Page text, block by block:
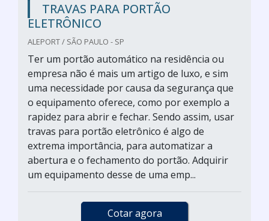
TRAVAS PARA PORTÃO
ELETRÔNICO
ALEPORT / SÃO PAULO - SP
Ter um portão automático na residência ou
empresa não é mais um artigo de luxo, e sim
uma necessidade por causa da segurança que
o equipamento oferece, como por exemplo a
rapidez para abrir e fechar. Sendo assim, usar
travas para portão eletrônico é algo de
extrema importância, para automatizar a
abertura e o fechamento do portão. Adquirir
um equipamento desse de uma emp...
Cotar agora